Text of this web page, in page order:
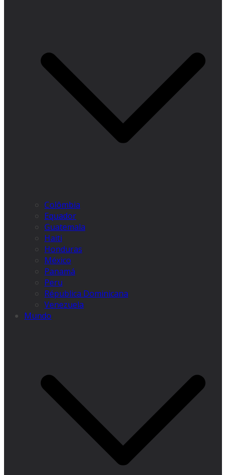
Colômbia
Equador
Guatemala
Haiti
Honduras
México
Panamá
Peru
Républica Dominicana
Venezuela
Mundo